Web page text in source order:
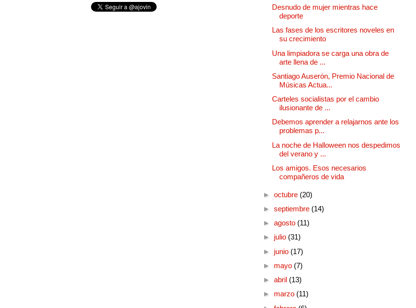
Desnudo de mujer mientras hace
deporte
Las fases de los escritores noveles en
su crecimiento
Una limpiadora se carga una obra de
arte llena de ...
Santiago Auserón, Premio Nacional de
Músicas Actua...
Carteles socialistas por el cambio
ilusionante de ...
Debemos aprender a relajarnos ante los
problemas p...
La noche de Halloween nos despedimos
del verano y ...
Los amigos. Esos necesarios
compañeros de vida
► octubre (20)
► septiembre (14)
► agosto (11)
► julio (31)
► junio (17)
► mayo (7)
► abril (13)
► marzo (11)